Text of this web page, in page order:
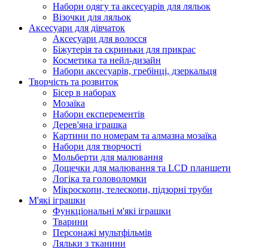
Набори одягу та аксесуарів для ляльок
Візочки для ляльок
Аксесуари для дівчаток
Аксесуари для волосся
Біжутерія та скриньки для прикрас
Косметика та нейл-дизайн
Набори аксесуарів, гребінці, дзеркальця
Творчість та розвиток
Бісер в наборах
Мозаїка
Набори експерементів
Дерев'яна іграшка
Картини по номерам та алмазна мозаїка
Набори для творчості
Мольберти для малювання
Дощечки для малювання та LCD планшети
Логіка та головоломки
Мікроскопи, телескопи, підзорні труби
М'які іграшки
Функціональні м'які іграшки
Тварини
Персонажі мультфільмів
Ляльки з тканини